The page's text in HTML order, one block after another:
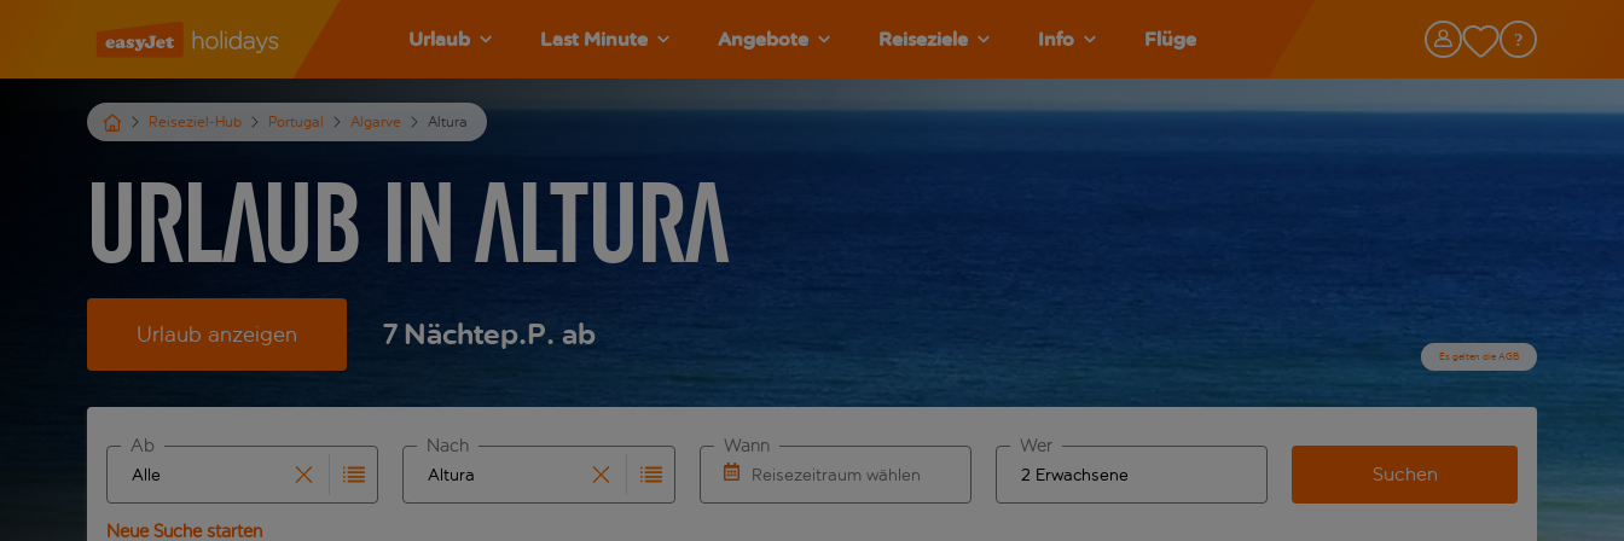
Urlaub Last Minute Angebote Reiseziele Info Flüge
Reiseziel-Hub Portugal Algarve Altura
Urlaub in Altura
Urlaub anzeigen 7Nächtep.P. ab
Es gelten die AGB
Ab Nach
Reisezeitraum wählen
Wann Wer
Suchen
Neue Suche starten